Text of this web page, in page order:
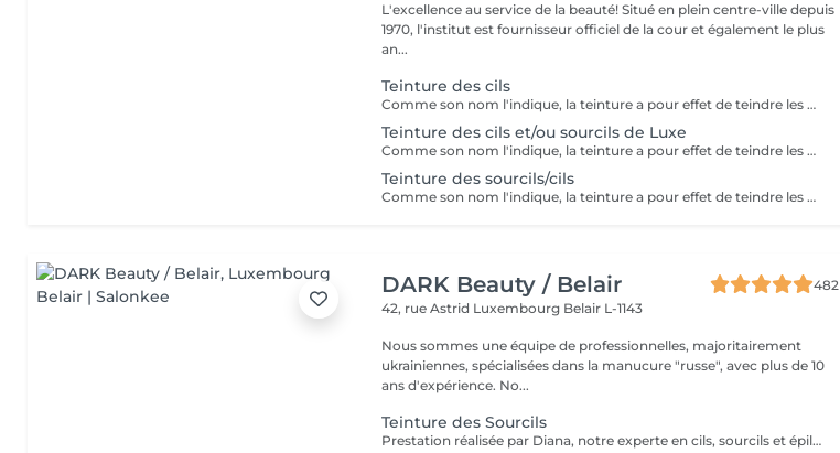
L'excellence au service de la beauté! Situé en plein centre-ville depuis
1970, l'institut est fournisseur officiel de la cour et également le plus
an...
Teinture des cils
Comme son nom l'indique, la teinture a pour effet de teindre les cils ou les sourcils et de les gainer très légèrement. Idéal pour les personnes aux cils ou sourcils clairs qui souhaitent avoir en toute occasion avec ou sans mascara des cils ou sourcils plus foncés (noirs, bruns, marrons).
Teinture des cils et/ou sourcils de Luxe
Comme son nom l'indique, la teinture a pour effet de teindre les cils ou les sourcils et de les gainer très légèrement. Idéal pour les personnes aux cils ou sourcils clairs qui souhaitent avoir en toute occasion avec ou sans mascara des cils ou sourcils plus foncés (noirs, bruns, marrons).
Teinture des sourcils/cils
Comme son nom l'indique, la teinture a pour effet de teindre les cils ou les sourcils et de les gainer très légèrement. Idéal pour les personnes aux cils ou sourcils clairs qui souhaitent avoir en toute occasion avec ou sans mascara des cils ou sourcils plus foncés (noirs, bruns, marrons).
DARK Beauty / Belair
482
42, rue Astrid Luxembourg Belair L-1143
Nous sommes une équipe de professionnelles, majoritairement
ukrainiennes, spécialisées dans la manucure "russe", avec plus de 10
ans d'expérience. No...
Teinture des Sourcils
Prestation réalisée par Diana, notre experte en cils, sourcils et épilation, avec plus de 10 ans d'expérience, garantissant précision et résultats de haute qualité.